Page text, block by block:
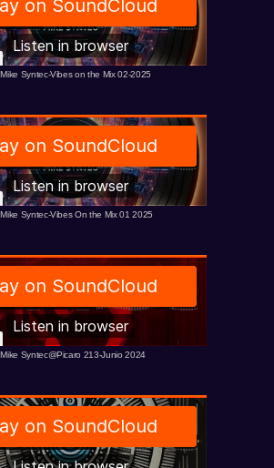
Mike Syntec-Vibes on the Mix 02-2025
Mike Syntec-Vibes On the Mix 01 2025
Mike Syntec@Picaro 213-Junio 2024